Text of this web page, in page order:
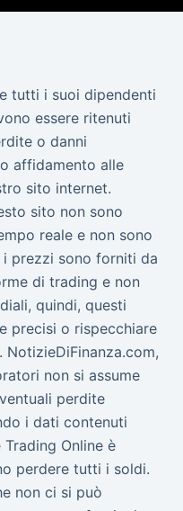
tutti i suoi dipendenti
essere ritenuti
o danni
affidamento alle
sito internet.
sito non sono
reale e non sono
i prezzi sono forniti da
di trading e non
quindi, questi
precisi o rispecchiare
non si assume
perdite
i dati contenuti
Online è
perdere tutti i soldi.
non ci si può